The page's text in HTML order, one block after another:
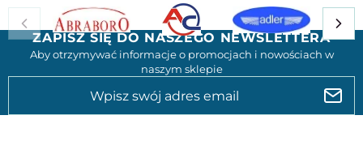
ZAPISZ SIĘ DO NASZEGO NEWSLETTERA
Aby otrzymywać informacje o promocjach i nowościach w
naszym sklepie